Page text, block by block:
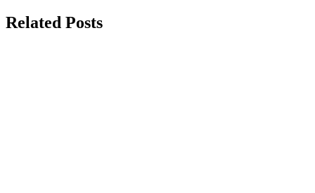
Related Posts